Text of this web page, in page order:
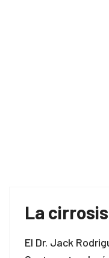
La
El Dr. Jack